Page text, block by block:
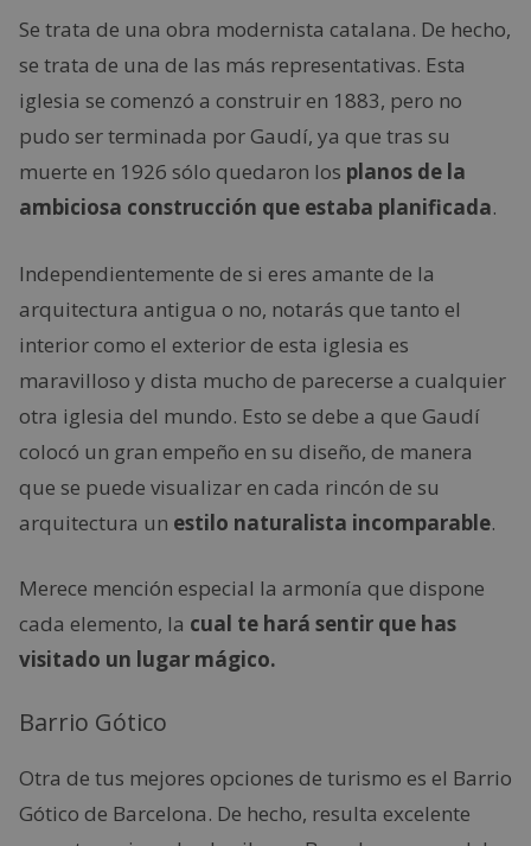
Se trata de una obra modernista catalana. De hecho,
se trata de una de las más representativas. Esta
iglesia se comenzó a construir en 1883, pero no
pudo ser terminada por Gaudí, ya que tras su
muerte en 1926 sólo quedaron los planos de la
ambiciosa construcción que estaba planificada.
Independientemente de si eres amante de la
arquitectura antigua o no, notarás que tanto el
interior como el exterior de esta iglesia es
maravilloso y dista mucho de parecerse a cualquier
otra iglesia del mundo. Esto se debe a que Gaudí
colocó un gran empeño en su diseño, de manera
que se puede visualizar en cada rincón de su
arquitectura un estilo naturalista incomparable.
Merece mención especial la armonía que dispone
cada elemento, la cual te hará sentir que has
visitado un lugar mágico.
Barrio Gótico
Otra de tus mejores opciones de turismo es el Barrio
Gótico de Barcelona. De hecho, resulta excelente